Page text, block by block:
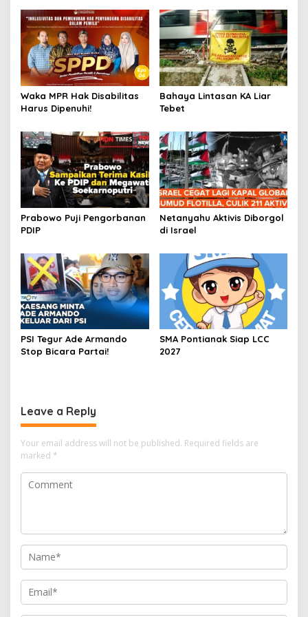
Waka MPR Hak Disabilitas
Harus Dipenuhi!
Bahaya Lintasan KA Liar
Tebet
Prabowo Puji Pengorbanan
PDIP
Netanyahu Aktivis Diborgol
di Israel
PSI Tegur Ade Armando
Stop Bicara Partai!
SMA Pontianak Siap LCC
2027
Leave a Reply
Your email address will not be published. Required fields are
marked *